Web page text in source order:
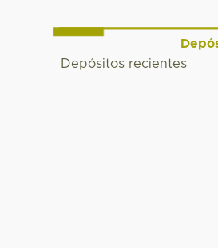
Depósitos recientes